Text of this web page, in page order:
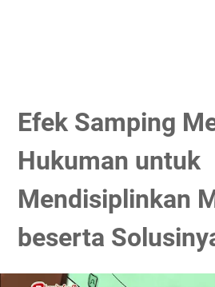
Efek Samping
Hukuman untuk
Mendisiplinkan
beserta